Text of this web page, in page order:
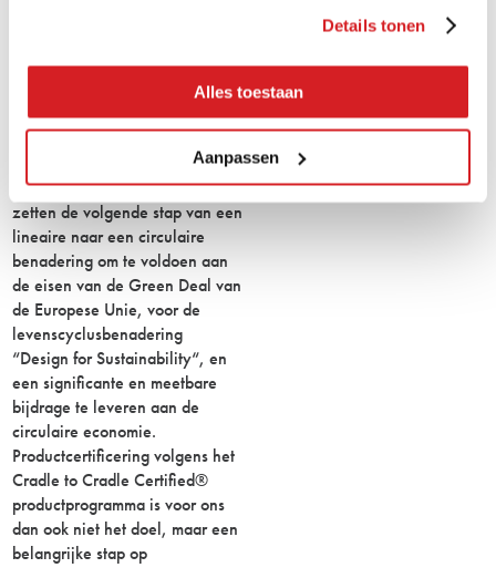
Details tonen
Alles toestaan
Aanpassen
was om rekening te houden met
de toekomst en toekomstige
generaties. Met onze producten
en ons ondernemerschap blijven
wij, al meer dan 140 jaar,
trouw aan onze missie. Wij
zetten de volgende stap van een
lineaire naar een circulaire
benadering om te voldoen aan
de eisen van de Green Deal van
de Europese Unie, voor de
levenscyclusbenadering
“Design for Sustainability“, en
een significante en meetbare
bijdrage te leveren aan de
circulaire economie.
Productcertificering volgens het
Cradle to Cradle Certified®
productprogramma is voor ons
dan ook niet het doel, maar een
belangrijke stap op